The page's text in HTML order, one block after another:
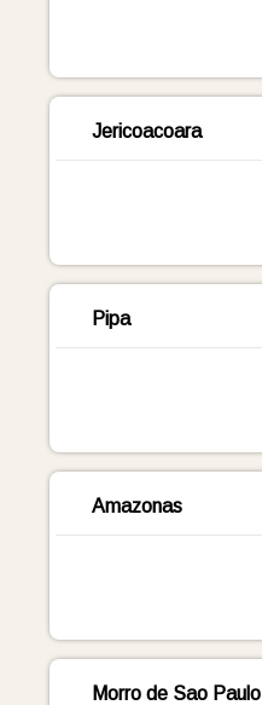
Jericoacoara
Pipa
Amazonas
Morro de Sao Paulo